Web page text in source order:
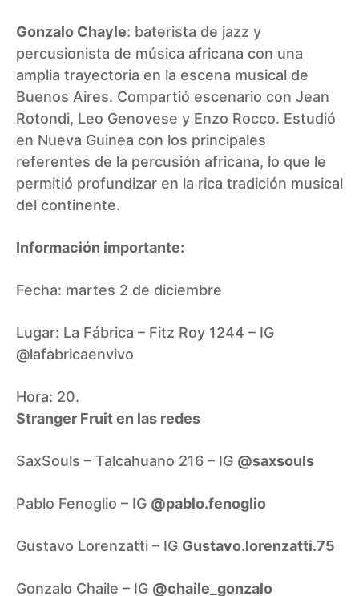
Gonzalo Chayle: baterista de jazz y
percusionista de música africana con una
amplia trayectoria en la escena musical de
Buenos Aires. Compartió escenario con Jean
Rotondi, Leo Genovese y Enzo Rocco. Estudió
en Nueva Guinea con los principales
referentes de la percusión africana, lo que le
permitió profundizar en la rica tradición musical
del continente.
Información importante:
Fecha: martes 2 de diciembre
Lugar: La Fábrica – Fitz Roy 1244 – IG
@lafabricaenvivo
Hora: 20.
Stranger Fruit en las redes
SaxSouls – Talcahuano 216 – IG @saxsouls
Pablo Fenoglio – IG @pablo.fenoglio
Gustavo Lorenzatti – IG Gustavo.lorenzatti.75
Gonzalo Chaile – IG @chaile_gonzalo